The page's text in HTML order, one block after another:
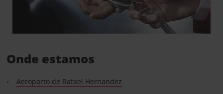
Onde estamos
Aeroporto de Rafael Hernandez